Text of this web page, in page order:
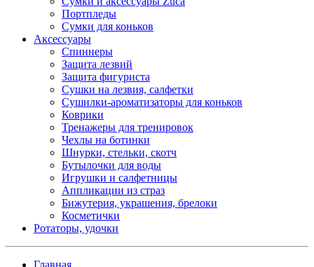
Портпледы
Сумки для коньков
Аксессуары
Спиннеры
Защита лезвий
Защита фигуриста
Сушки на лезвия, салфетки
Сушилки-ароматизаторы для коньков
Коврики
Тренажеры для тренировок
Чехлы на ботинки
Шнурки, стельки, скотч
Бутылочки для воды
Игрушки и салфетницы
Аппликации из страз
Бижутерия, украшения, брелоки
Косметички
Ротаторы, удочки
Главная